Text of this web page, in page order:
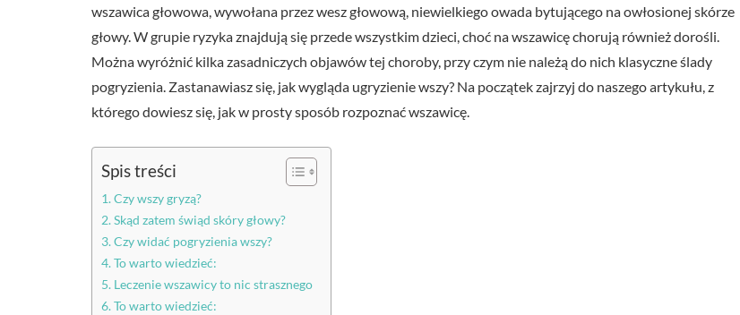
wszawica głowowa, wywołana przez wesz głowową, niewielkiego owada bytującego na owłosionej skórze
głowy. W grupie ryzyka znajdują się przede wszystkim dzieci, choć na wszawicę chorują również dorośli.
Można wyróżnić kilka zasadniczych objawów tej choroby, przy czym nie należą do nich klasyczne ślady
pogryzienia. Zastanawiasz się, jak wygląda ugryzienie wszy? Na początek zajrzyj do naszego artykułu, z
którego dowiesz się, jak w prosty sposób rozpoznać wszawicę.
Spis treści
Czy wszy gryzą?
Skąd zatem świąd skóry głowy?
Czy widać pogryzienia wszy?
To warto wiedzieć:
Leczenie wszawicy to nic strasznego
To warto wiedzieć: